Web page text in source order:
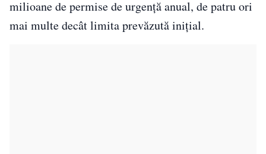
milioane de permise de urgență anual, de patru ori
mai multe decât limita prevăzută inițial.